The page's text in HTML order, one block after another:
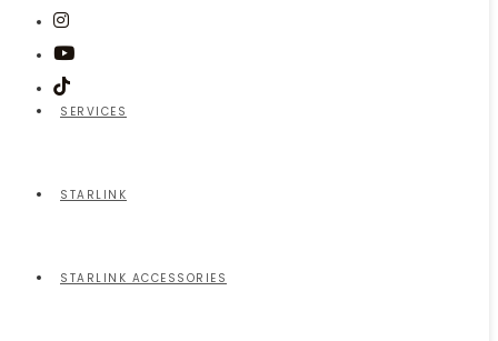
SERVICES
STARLINK
STARLINK ACCESSORIES